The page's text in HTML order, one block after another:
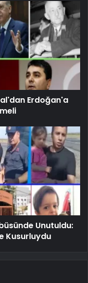
Erdoğan'a
Unutuldu:
Kusurluydu